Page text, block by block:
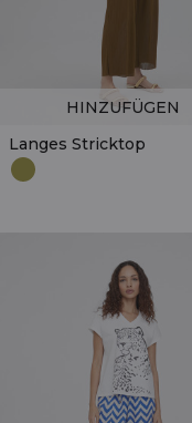
Langes Stricktop
HINZUFÜGEN